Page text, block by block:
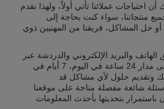
احتياجات عملائنا تأتي أولاً، ولهذا نقدم
منتجاتنا، سواء كنت بحاجة إلى
أو حل المشاكل، فريقنا من المهنيين ذوي
والبريد الإلكتروني والدردشة عبر
الإنترنت. فنيونا متاحون على مدار 24 ساعة في اليوم، 7 أيام في
وتقديم حلول لأي مشاكل قد
شائعة مفصلة متاحة على موقعنا
باستمرار بتحديثها بأحدث المعلومات